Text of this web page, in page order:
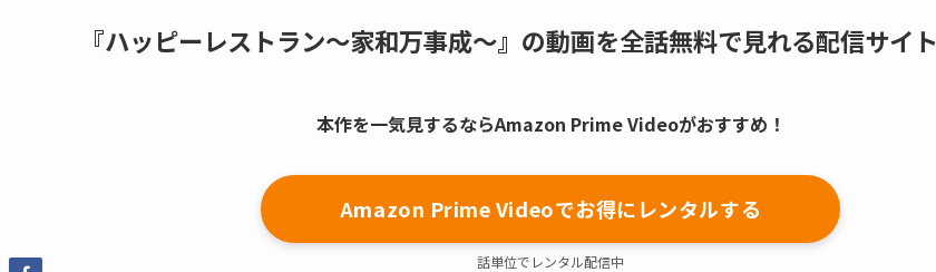
『ハッピーレストラン～家和万事成～』の動画を全話無料で見れる配信サイト
本作を一気見するならAmazon Prime Videoがおすすめ！
Amazon Prime Videoでお得にレンタルする
話単位でレンタル配信中